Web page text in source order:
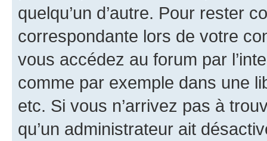
quelqu’un d’autre. Pour rester
correspondante lors de votre
vous accédez au forum par
comme par exemple dans une
etc. Si vous n’arrivez pas à
qu’un administrateur ait